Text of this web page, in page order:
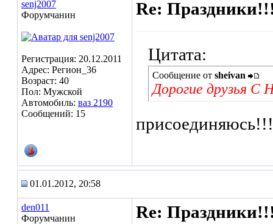
senj2007
Форумчанин
Регистрация: 20.12.2011
Адрес: Регион_36
Возраст: 40
Пол: Мужской
Автомобиль: ваз 2190
Сообщений: 15
Re:
Цитата:
Сообщение от sheivan
Дорогие друзья
присоединяюсь!!!
01.01.2012, 20:58
den011
Форумчанин
Re: